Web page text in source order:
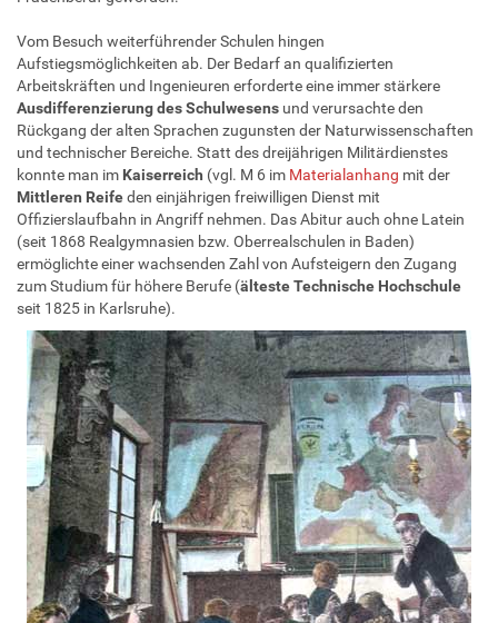
Vom Besuch weiterführender Schulen hingen
Aufstiegsmöglichkeiten ab. Der Bedarf an qualifizierten
Arbeitskräften und Ingenieuren erforderte eine immer stärkere
Ausdifferenzierung des Schulwesens und verursachte den
Rückgang der alten Sprachen zugunsten der Naturwissenschaften
und technischer Bereiche. Statt des dreijährigen Militärdienstes
konnte man im Kaiserreich (vgl. M 6 im Materialanhang mit der
Mittleren Reifeden einjährigen freiwilligen Dienst mit
Offizierslaufbahn in Angriff nehmen. Das Abitur auch ohne Latein
(seit 1868 Realgymnasien bzw. Oberrealschulen in Baden)
ermöglichte einer wachsenden Zahl von Aufsteigern den Zugang
zum Studium für höhere Berufe (älteste Technische Hochschule
seit 1825 in Karlsruhe).